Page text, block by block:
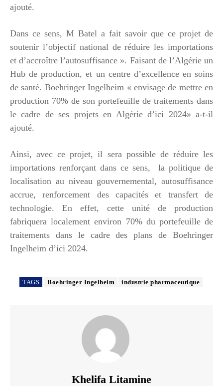
ajouté.
Dans ce sens, M Batel a fait savoir que ce projet de
soutenir l’objectif national de réduire les importations
et d’accroître l’autosuffisance ». Faisant de l’Algérie un
Hub de production, et un centre d’excellence en soins
de santé. Boehringer Ingelheim « envisage de mettre en
production 70% de son portefeuille de traitements dans
le cadre de ses projets en Algérie d’ici 2024» a-t-il
ajouté.
Ainsi, avec ce projet, il sera possible de réduire les
importations renforçant dans ce sens, la politique de
localisation au niveau gouvernemental, autosuffisance
accrue, renforcement des capacités et transfert de
technologie. En effet, cette unité de production
fabriquera localement environ 70% du portefeuille de
traitements dans le cadre des plans de Boehringer
Ingelheim d’ici 2024.
TAGS Boehringer Ingelheim industrie pharmaceutique
Khelifa Litamine